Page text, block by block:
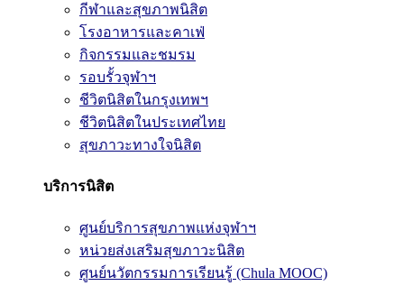
กีฬาและสุขภาพนิสิต
โรงอาหารและคาเฟ่
กิจกรรมและชมรม
รอบรั้วจุฬาฯ
ชีวิตนิสิตในกรุงเทพฯ
ชีวิตนิสิตในประเทศไทย
สุขภาวะทางใจนิสิต
บริการนิสิต
ศูนย์บริการสุขภาพแห่งจุฬาฯ
หน่วยส่งเสริมสุขภาวะนิสิต
ศูนย์นวัตกรรมการเรียนรู้ (Chula MOOC)